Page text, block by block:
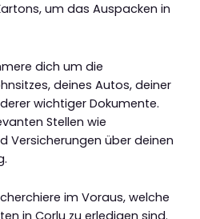
um das Auspacken in
dich um die
deines Autos, deiner
wichtiger Dokumente.
Stellen wie
Versicherungen über deinen
im Voraus, welche